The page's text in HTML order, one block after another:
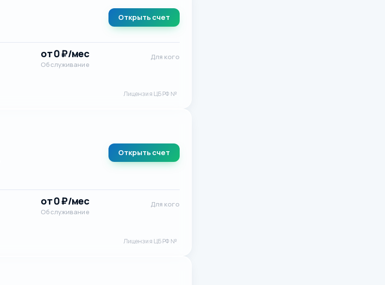
Открыть счет
от 0 ₽/мес
Обслуживание
Для кого
Лицензия ЦБ РФ №
Открыть счет
от 0 ₽/мес
Обслуживание
Для кого
Лицензия ЦБ РФ №